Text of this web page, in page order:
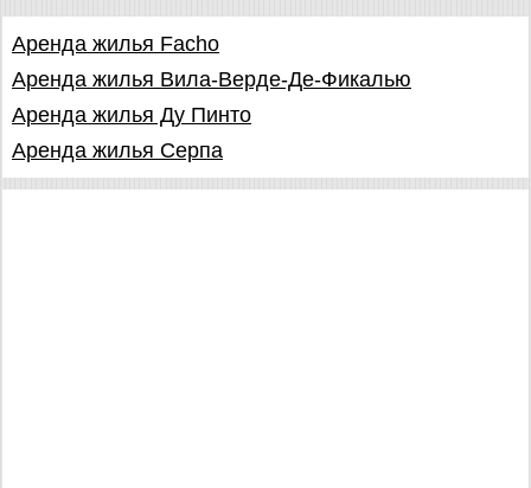
Аренда жилья Facho
Аренда жилья Вила-Верде-Де-Фикалью
Аренда жилья Ду Пинто
Аренда жилья Серпа